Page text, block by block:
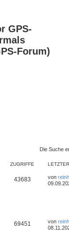
GPS-
Forum)
Die Suche
ZUGRIFFE
43683 von
69451 von